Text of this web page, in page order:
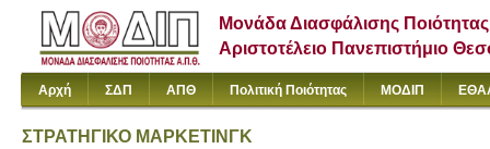
Μονάδα Διασφάλισης Ποιότητας
Αριστοτέλειο Πανεπιστήμιο
Αρχή ΣΔΠ ΑΠΘ Πολιτική Ποιότητας ΜΟΔΙΠ
ΣΤΡΑΤΗΓΙΚΟ ΜΑΡΚΕΤΙΝΓΚ